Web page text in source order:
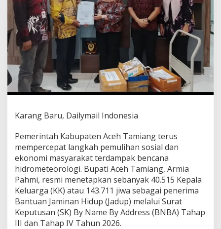
t
a
p
k
1
3
.
7
1
J
w
a
P
e
n
e
r
i
m
a
Karang Baru, Dailymail Indonesia
Pemerintah Kabupaten Aceh Tamiang terus
mempercepat langkah pemulihan sosial dan
ekonomi masyarakat terdampak bencana
hidrometeorologi. Bupati Aceh Tamiang, Armia
Pahmi, resmi menetapkan sebanyak 40.515 Kepala
Keluarga (KK) atau 143.711 jiwa sebagai penerima
Bantuan Jaminan Hidup (Jadup) melalui Surat
Keputusan (SK) By Name By Address (BNBA) Tahap
III dan Tahap IV Tahun 2026.